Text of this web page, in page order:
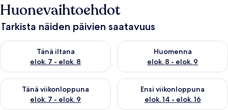
Huonevaihtoehdot
Tarkista näiden päivien saatavuus
Tänä iltana
elok. 7 - elok. 8
Tarkista tämän illan saatavuus elok. 7 - elok. 8
Huomenna
elok. 8 - elok. 9
Tarkista huomisen saatavuus
Tänä viikonloppuna
elok. 7 - elok. 9
Tarkista tämän viikonlopun saatavuus elok. 7 - elok. 9
Ensi viikonloppuna
elok. 14 - elok. 16
Tarkista ensi viikonlopun